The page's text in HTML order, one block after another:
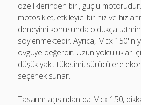
özelliklerinden biri, güçlü
motosiklet, etkileyici bir hız ve
deneyimi konusunda oldukça
söylenmektedir. Ayrıca, Mcx 150'in
övgüye değerdir. Uzun yolculuklar
düşük yakıt tüketimi, sürücülere
seçenek sunar.
Tasarım açısından da Mcx 150,